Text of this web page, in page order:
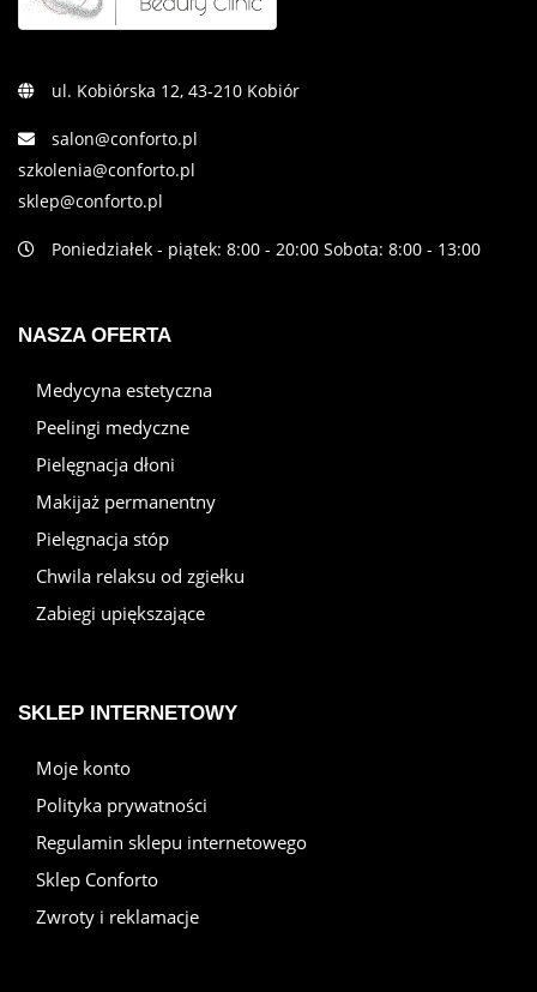
ul. Kobiórska 12, 43-210 Kobiór
salon@conforto.pl
szkolenia@conforto.pl
sklep@conforto.pl
Poniedziałek - piątek: 8:00 - 20:00 Sobota: 8:00 - 13:00
NASZA OFERTA
Medycyna estetyczna
Peelingi medyczne
Pielęgnacja dłoni
Makijaż permanentny
Pielęgnacja stóp
Chwila relaksu od zgiełku
Zabiegi upiększające
SKLEP INTERNETOWY
Moje konto
Polityka prywatności
Regulamin sklepu internetowego
Sklep Conforto
Zwroty i reklamacje